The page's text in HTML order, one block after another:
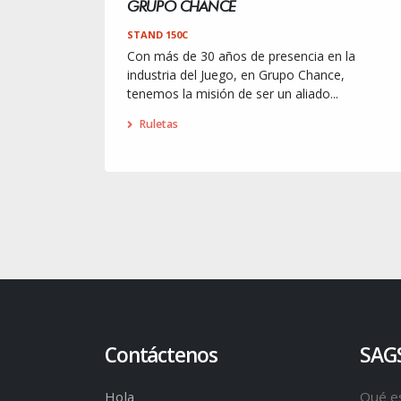
GRUPO CHANCE
STAND 150C
Con más de 30 años de presencia en la
industria del Juego, en Grupo Chance,
tenemos la misión de ser un aliado...
Ruletas
Contáctenos
Hola Qué